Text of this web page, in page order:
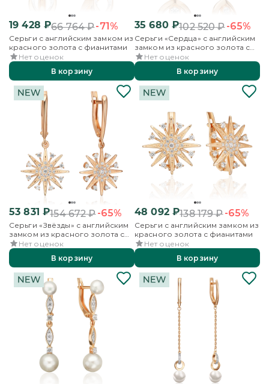
19 428 ₽66 764₽-71%
Серьги с английским замком из
красного золота с фианитами
Нет оценок
В корзину
35 680₽102 520₽-65%
Серьги «Сердца» с английским
замком из красного золота с
фианитом
Нет оценок
В корзину
53 831 ₽154 672₽-65%
Серьги «Звёзды» с английским
замком из красного золота с
фианитами
Нет оценок
В корзину
48 092₽138 179₽-65%
Серьги с английским замком из
красного золота с фианитами
Нет оценок
В корзину